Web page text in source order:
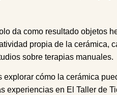
da como resultado objetos
propia de la cerámica,
sobre terapias manuales.
cómo la cerámica
experiencias en El Taller de